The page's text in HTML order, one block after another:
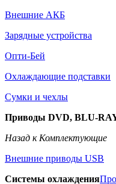
Внешние АКБ
Зарядные устройства
Опти-Бей
Охлаждающие подставки
Сумки и чехлы
Приводы DVD, BLU-
Назад к Комплектующие
Внешние приводы USB
Системы охлаждения